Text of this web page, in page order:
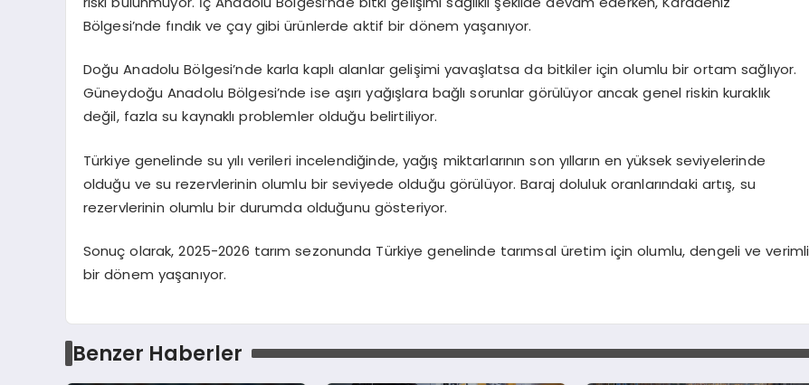
Bölgesi’nde fındık ve çay gibi ürünlerde aktif bir dönem yaşanıyor.
Doğu Anadolu Bölgesi’nde karla kaplı alanlar gelişimi yavaşlatsa da bitkiler için olumlu bir ortam sağlıyor.
Güneydoğu Anadolu Bölgesi’nde ise aşırı yağışlara bağlı sorunlar görülüyor ancak genel riskin kuraklık
değil, fazla su kaynaklı problemler olduğu belirtiliyor.
Türkiye genelinde su yılı verileri incelendiğinde, yağış miktarlarının son yılların en yüksek seviyelerinde
olduğu ve su rezervlerinin olumlu bir seviyede olduğu görülüyor. Baraj doluluk oranlarındaki artış, su
rezervlerinin olumlu bir durumda olduğunu gösteriyor.
Sonuç olarak, 2025-2026 tarım sezonunda Türkiye genelinde tarımsal üretim için olumlu, dengeli ve verimli
bir dönem yaşanıyor.
Benzer Haberler